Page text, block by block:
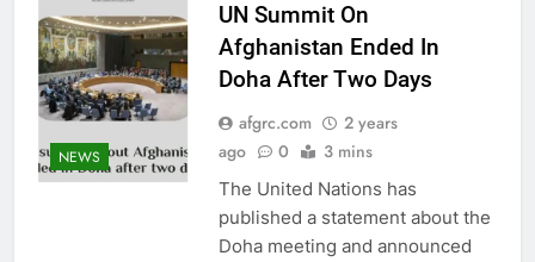
NEWS
UN Summit On
Afghanistan Ended In
Doha After Two Days
afgrc.com
2 years
ago
0 3 mins
The United Nations has
published a statement about the
Doha meeting and announced